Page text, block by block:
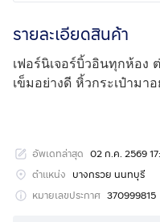
รายละเอียดสินค้า
เฟอร์นิเจอร์บิ้วอินทุกห้อง
เข็มอย่างดี หิ้วกระเป๋ามาอ
อัพเดทล่าสุด 02 ก.ค. 2569
ตำแหน่ง บางกรวย นนทบุรี
หมายเลขประกาศ 370999815